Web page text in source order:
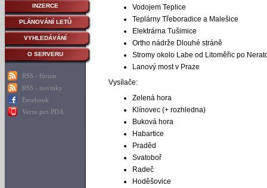
INZERCE
PLÁNOVÁNÍ LETŮ
VYHLEDÁVÁNÍ
O SERVERU
RSS - fórum
RSS - novinky
Facebook
Verze pro PDA
Vodojem Teplice
Teplárny Třeboradice a Malešice
Elektrárna Tušimice
Ortho nádrže Dlouhé stráně
Stromy okolo Labe od Litoměřic po
Lanový most v Praze
Vysílače:
Zelená hora
Klínovec (+ rozhledna)
Buková hora
Habartice
Praděd
Svatoboř
Radeč
Hoděšovice